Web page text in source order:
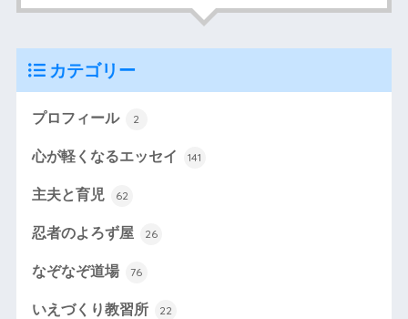
カテゴリー
プロフィール 2
心が軽くなるエッセイ 141
主夫と育児 62
忍者のよろず屋 26
なぞなぞ道場 76
いえづくり教習所 22